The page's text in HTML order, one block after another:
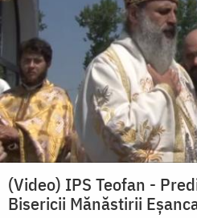
(Video) IPS Teofan -
Bisericii Mănăstirii